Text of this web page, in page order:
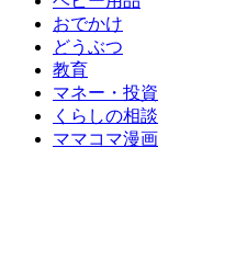
おでかけ
どうぶつ
教育
マネー・投資
くらしの相談
ママコマ漫画